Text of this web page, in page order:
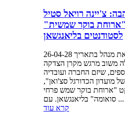
צ'יינה רויאל סטיל
בוקר שמשית"
לסטודנטים בליאנגשאן
מנהל בתאריך 26-04-28
משוב מרגש מקרן הצדקה
שיזם החברה ועובדיה
מועדון הכדורגל סצ'ואן",
"ארוחת בוקר שמש פרחי
סואומה" בליאנגשאן. עם ...
קרא עוד